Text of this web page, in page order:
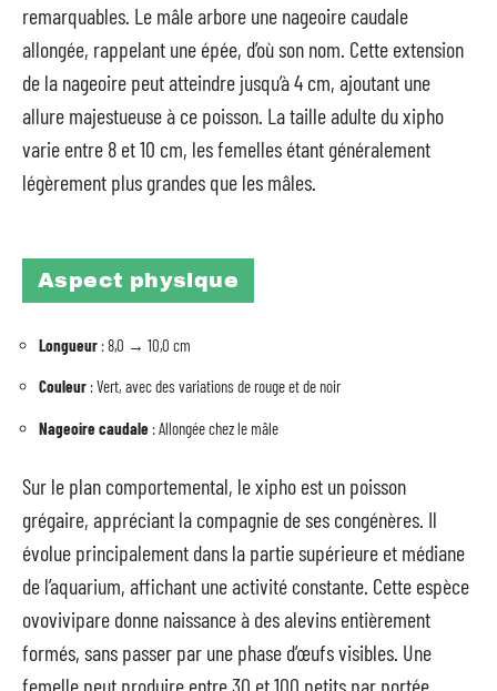
remarquables. Le mâle arbore une nageoire caudale
allongée, rappelant une épée, d’où son nom. Cette extension
de la nageoire peut atteindre jusqu’à 4 cm, ajoutant une
allure majestueuse à ce poisson. La taille adulte du xipho
varie entre 8 et 10 cm, les femelles étant généralement
légèrement plus grandes que les mâles.
Aspect physique
Longueur : 8,0 → 10,0 cm
Couleur : Vert, avec des variations de rouge et de noir
Nageoire caudale : Allongée chez le mâle
Sur le plan comportemental, le xipho est un poisson
grégaire, appréciant la compagnie de ses congénères. Il
évolue principalement dans la partie supérieure et médiane
de l’aquarium, affichant une activité constante. Cette espèce
ovovivipare donne naissance à des alevins entièrement
formés, sans passer par une phase d’œufs visibles. Une
femelle peut produire entre 30 et 100 petits par portée,